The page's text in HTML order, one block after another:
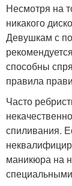
Несмотря на
никакого
Девушкам с
способны
правила
Часто
спиливания.
маникюра на